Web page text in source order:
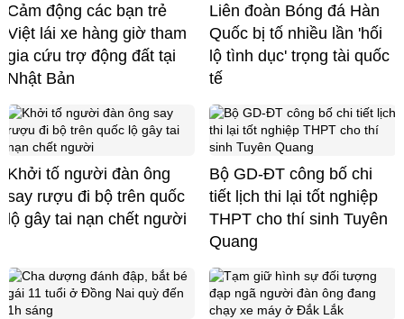
Cảm động các bạn trẻ
Việt lái xe hàng giờ tham
gia cứu trợ động đất tại
Nhật Bản
Liên đoàn Bóng đá Hàn
Quốc bị tố nhiều lần 'hối
lộ tình dục' trọng tài quốc
tế
Khởi tố người đàn ông
say rượu đi bộ trên quốc
lộ gây tai nạn chết người
Bộ GD-ĐT công bố chi
tiết lịch thi lại tốt nghiệp
THPT cho thí sinh Tuyên
Quang